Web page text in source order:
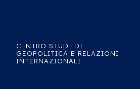
CENTRO STUDI DI
GEOPOLITICA E RELAZIONI
INTERNAZIONALI